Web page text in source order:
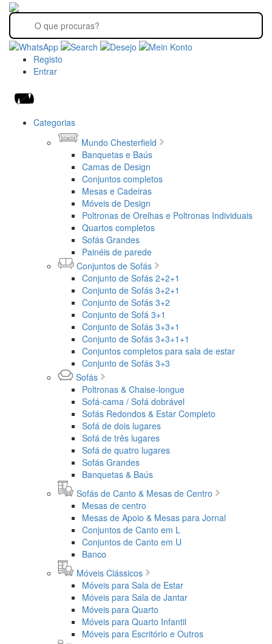
Registo
Entrar
Categorias
Mundo Chesterfield
Banquetas e Baús
Camas de Design
Conjuntos completos
Mesas e Cadeiras
Móveis de Design
Poltronas de Orelhas e Poltronas Individuais
Quartos completos
Sofás Grandes
Painéis de parede
Conjuntos de Sofás
Conjunto de Sofás 2+2+1
Conjunto de Sofás 3+2+1
Conjunto de Sofás 3+2
Conjunto de Sofá 3+1
Conjunto de Sofás 3+3+1
Conjunto de Sofás 3+3+1+1
Conjuntos completos para sala de estar
Conjunto de Sofás 3+3
Sofás
Poltronas & Chaise-longue
Sofá-cama / Sofá dobrável
Sofás Redondos & Estar Completo
Sofá de dois lugares
Sofá de três lugares
Sofá de quatro lugares
Sofás Grandes
Banquetas & Baús
Sofás de Canto & Mesas de Centro
Mesas de centro
Mesas de Apoio & Mesas para Jornal
Conjuntos de Canto em L
Conjuntos de Canto em U
Banco
Móveis Clássicos
Móveis para Sala de Estar
Móveis para Sala de Jantar
Móveis para Quarto
Móveis para Quarto Infantil
Móveis para Escritório e Outros